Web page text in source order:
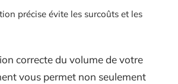
précise évite les surcoûts et les
correcte du volume de votre
vous permet non seulement